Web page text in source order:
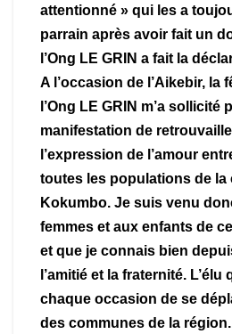
attentionné » qui les a
parrain après avoir fait un
l’Ong LE GRIN a fait la
A l’occasion de l’Aikebir, la
l’Ong LE GRIN m’a
manifestation de
l’expression de l’amour
toutes les populations de la
Kokumbo. Je suis venu
femmes et aux enfants de
et que je connais bien
l’amitié et la fraternité.
chaque occasion de se
des communes de la